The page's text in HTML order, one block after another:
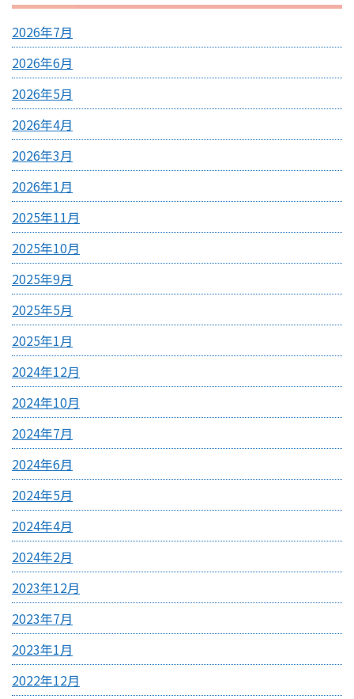
2026年7月
2026年6月
2026年5月
2026年4月
2026年3月
2026年1月
2025年11月
2025年10月
2025年9月
2025年5月
2025年1月
2024年12月
2024年10月
2024年7月
2024年6月
2024年5月
2024年4月
2024年2月
2023年12月
2023年7月
2023年1月
2022年12月